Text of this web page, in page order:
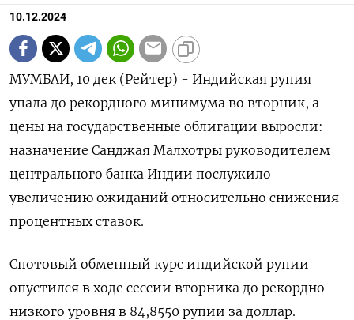
10.12.2024
МУМБАИ, 10 дек (Рейтер) - Индийская рупия
упала до рекордного минимума во вторник, а
цены на государственные облигации выросли:
назначение Санджая Малхотры руководителем
центрального банка Индии послужило
увеличению ожиданий относительно снижения
процентных ставок.
Спотовый обменный курс индийской рупии
опустился в ходе сессии вторника до рекордно
низкого уровня в 84,8550 рупии за доллар.